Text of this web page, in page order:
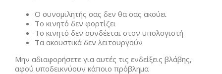
Ο συνομιλητής σας δεν θα σας ακούει
Το κινητό δεν φορτίζει
Το κινητό δεν συνδέεται στον υπολογιστή
Τα ακουστικά δεν λειτουργούν
Μην αδιαφορήσετε για αυτές τις ενδείξεις βλάβης,
αφού υποδεικνύουν κάποιο πρόβλημα